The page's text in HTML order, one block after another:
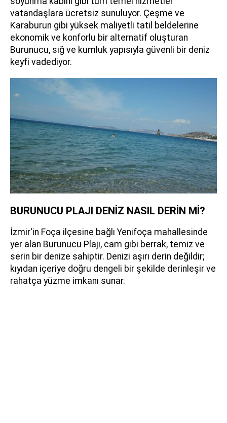
vatandaşlara ücretsiz sunuluyor. Çeşme ve
Karaburun gibi yüksek maliyetli tatil beldelerine
ekonomik ve konforlu bir alternatif oluşturan
Burunucu, sığ ve kumluk yapısıyla güvenli bir deniz
keyfi vadediyor.
BURUNUCU PLAJI DENİZ NASIL DERİN Mİ?
İzmir'in Foça ilçesine bağlı Yenifoça mahallesinde
yer alan Burunucu Plajı, cam gibi berrak, temiz ve
serin bir denize sahiptir. Denizi aşırı derin değildir;
kıyıdan içeriye doğru dengeli bir şekilde derinleşir ve
rahatça yüzme imkanı sunar.